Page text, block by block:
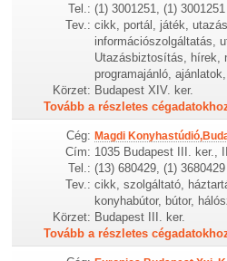
Tel.: (1) 3001251, (1) 3001251
Tev.: cikk, portál, játék,
információszolgáltatás,
Utazásbiztosítás, hírek,
programajánló,
Körzet: Budapest XIV. ker.
Tovább a részletes
Cég: Magdi
Cím: 1035 Budapest III. ker.,
Tel.: (13) 680429, (1) 3680429
Tev.: cikk, szolgáltató,
konyhabútor, bútor,
Körzet: Budapest III. ker.
Tovább a részletes